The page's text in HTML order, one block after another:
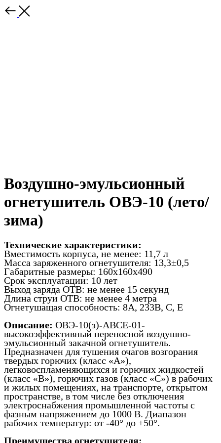
Воздушно-эмульсионный
огнетушитель ОВЭ-10 (лето/
зима)
Технические характеристики:
Вместимость корпуса, не менее: 11,7 л
Масса заряженного огнетушителя: 13,3±0,5
Габаритные размеры: 160х160х490
Срок эксплуатации: 10 лет
Выход заряда ОТВ: не менее 15 секунд
Длина струи ОТВ: не менее 4 метра
Огнетушащая способность: 8А, 233В, С, Е
Описание: ОВЭ-10(з)-АВСЕ-01-
высокоэффективный переносной воздушно-
эмульсионный закачной огнетушитель.
Предназначен для тушения очагов возгорания
твердых горючих (класс «А»),
легковоспламеняющихся и горючих жидкостей
(класс «В»), горючих газов (класс «С») в рабочих
и жилых помещениях, на транспорте, открытом
пространстве, в том числе без отключения
электроснабжения промышленной частоты с
фазным напряжением до 1000 В. Диапазон
рабочих температур: от -40° до +50°.
Преимущества огнетушителя: